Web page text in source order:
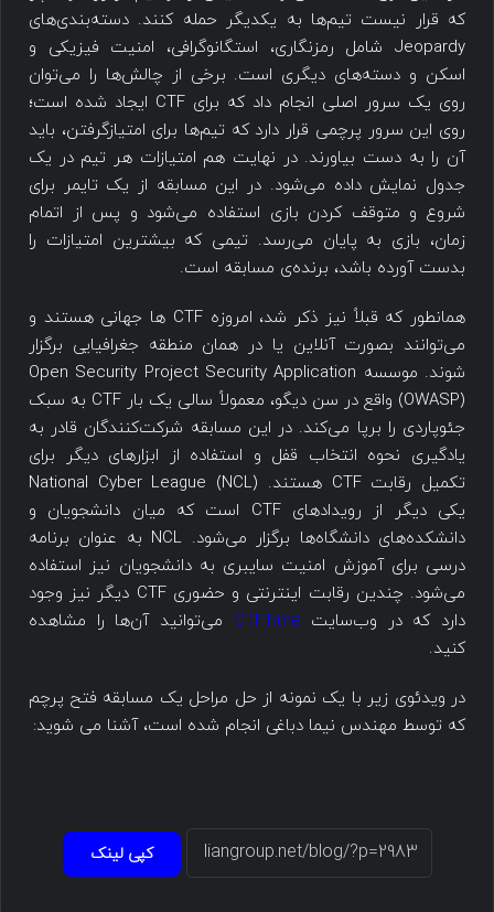
که قرار نیست تیم‌ها به یکدیگر حمله کنند. دسته‌بندی‌های
Jeopardy شامل رمزنگاری، استگانوگرافی، امنیت فیزیکی و
اسکن و دسته‌های دیگری است. برخی از چالش‌ها را می‌توان
روی یک سرور اصلی انجام داد که برای CTF ایجاد شده است؛
روی این سرور پرچمی قرار دارد که تیم‌ها برای امتیازگرفتن، باید
آن را به دست بیاورند. در نهایت هم امتیازات هر تیم در یک
جدول نمایش داده می‌شود. در این مسابقه از یک تایمر برای
شروع و متوقف کردن بازی استفاده می‌شود و پس از اتمام
زمان، بازی به پایان می‌رسد. تیمی که بیشترین امتیازات را
بدست آورده باشد، برنده‌ی مسابقه است.
همانطور که قبلاً نیز ذکر شد، امروزه CTF ها جهانی هستند و
می‌توانند بصورت آنلاین یا در همان منطقه جغرافیایی برگزار
شوند. موسسه Open Security Project Security Application
(OWASP) واقع در سن دیگو، معمولاً سالی یک بار CTF به سبک
جئوپاردی را برپا می‌کند. در این مسابقه شرکت‌کنندگان قادر به
یادگیری نحوه انتخاب قفل و استفاده از ابزارهای دیگر برای
تکمیل رقابت CTF هستند. National Cyber League (NCL)
یکی دیگر از رویدادهای CTF است که میان دانشجویان و
دانشکده‌های دانشگاه‌ها برگزار می‌‌شود. NCL به عنوان برنامه
درسی برای آموزش امنیت سایبری به دانشجویان نیز استفاده
می‌شود. چندین رقابت اینترنتی و حضوری CTF دیگر نیز وجود
دارد که در وب‌سایت CTFTime می‌توانید آن‌ها را مشاهده
کنید.
در ویدئوی زیر با یک نمونه از حل مراحل یک مسابقه فتح پرچم
که توسط مهندس نیما دباغی انجام شده است، آشنا می شوید:
کپی لینک